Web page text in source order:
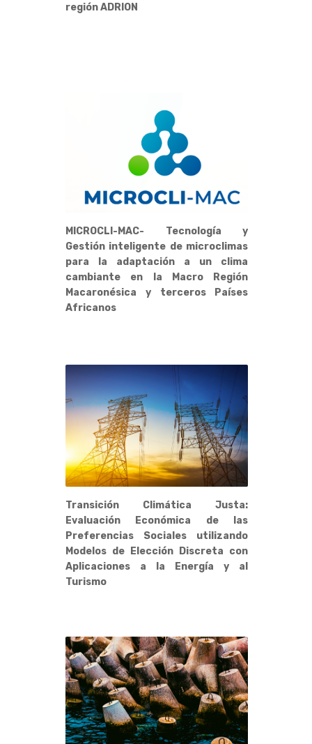
región ADRION
MICROCLI-MAC- Tecnología y
Gestión inteligente de microclimas
para la adaptación a un clima
cambiante en la Macro Región
Macaronésica y terceros Países
Africanos
Transición Climática Justa:
Evaluación Económica de las
Preferencias Sociales utilizando
Modelos de Elección Discreta con
Aplicaciones a la Energía y al
Turismo